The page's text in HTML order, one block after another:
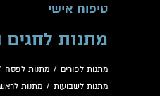
טיפוח אישי
מתנות לחגים
מתנות לפורים / מתנות לפסח
מתנות לשבועות / מתנות